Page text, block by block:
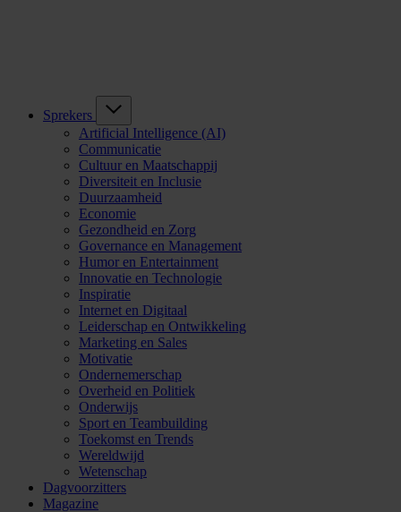
Sprekers
Artificial Intelligence (AI)
Communicatie
Cultuur en Maatschappij
Diversiteit en Inclusie
Duurzaamheid
Economie
Gezondheid en Zorg
Governance en Management
Humor en Entertainment
Innovatie en Technologie
Inspiratie
Internet en Digitaal
Leiderschap en Ontwikkeling
Marketing en Sales
Motivatie
Ondernemerschap
Overheid en Politiek
Onderwijs
Sport en Teambuilding
Toekomst en Trends
Wereldwijd
Wetenschap
Dagvoorzitters
Magazine